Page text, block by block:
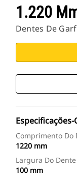
1.220
Dentes De
Especificações-
Comprimento Do
1220 mm
Largura Do Dente
100 mm